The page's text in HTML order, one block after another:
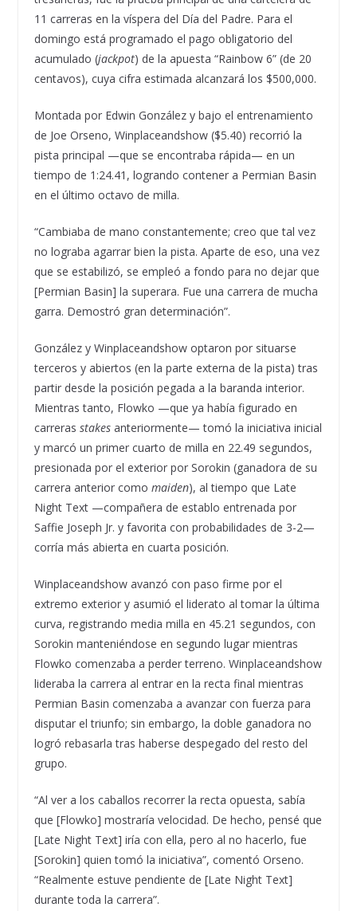
11 carreras en la víspera del Día del Padre. Para el
domingo está programado el pago obligatorio del
acumulado (jackpot) de la apuesta “Rainbow 6” (de 20
centavos), cuya cifra estimada alcanzará los $500,000.
Montada por Edwin González y bajo el entrenamiento
de Joe Orseno, Winplaceandshow ($5.40) recorrió la
pista principal —que se encontraba rápida— en un
tiempo de 1:24.41, logrando contener a Permian Basin
en el último octavo de milla.
“Cambiaba de mano constantemente; creo que tal vez
no lograba agarrar bien la pista. Aparte de eso, una vez
que se estabilizó, se empleó a fondo para no dejar que
[Permian Basin] la superara. Fue una carrera de mucha
garra. Demostró gran determinación”.
González y Winplaceandshow optaron por situarse
terceros y abiertos (en la parte externa de la pista) tras
partir desde la posición pegada a la baranda interior.
Mientras tanto, Flowko —que ya había figurado en
carreras stakesanteriormente— tomó la iniciativa inicial
y marcó un primer cuarto de milla en 22.49 segundos,
presionada por el exterior por Sorokin (ganadora de su
carrera anterior como maiden), al tiempo que Late
Night Text —compañera de establo entrenada por
Saffie Joseph Jr. y favorita con probabilidades de 3-2—
corría más abierta en cuarta posición.
Winplaceandshow avanzó con paso firme por el
extremo exterior y asumió el liderato al tomar la última
curva, registrando media milla en 45.21 segundos, con
Sorokin manteniéndose en segundo lugar mientras
Flowko comenzaba a perder terreno. Winplaceandshow
lideraba la carrera al entrar en la recta final mientras
Permian Basin comenzaba a avanzar con fuerza para
disputar el triunfo; sin embargo, la doble ganadora no
logró rebasarla tras haberse despegado del resto del
grupo.
“Al ver a los caballos recorrer la recta opuesta, sabía
que [Flowko] mostraría velocidad. De hecho, pensé que
[Late Night Text] iría con ella, pero al no hacerlo, fue
[Sorokin] quien tomó la iniciativa”, comentó Orseno.
“Realmente estuve pendiente de [Late Night Text]
durante toda la carrera”.